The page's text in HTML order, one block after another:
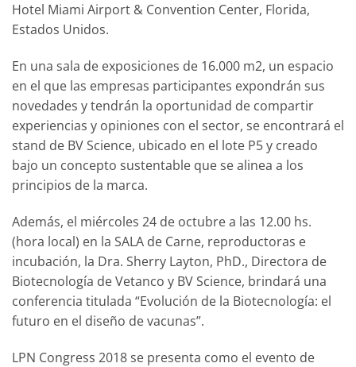
Hotel Miami Airport & Convention Center, Florida,
Estados Unidos.
En una sala de exposiciones de 16.000 m2, un espacio
en el que las empresas participantes expondrán sus
novedades y tendrán la oportunidad de compartir
experiencias y opiniones con el sector, se encontrará el
stand de BV Science, ubicado en el lote P5 y creado
bajo un concepto sustentable que se alinea a los
principios de la marca.
Además, el miércoles 24 de octubre a las 12.00 hs.
(hora local) en la SALA de Carne, reproductoras e
incubación, la Dra. Sherry Layton, PhD., Directora de
Biotecnología de Vetanco y BV Science, brindará una
conferencia titulada “Evolución de la Biotecnología: el
futuro en el diseño de vacunas”.
LPN Congress 2018 se presenta como el evento de